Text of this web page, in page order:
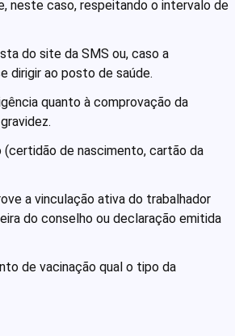
neste caso, respeitando o intervalo de
do site da SMS ou, caso a
dirigir ao posto de saúde.
quanto à comprovação da
de nascimento, cartão da
a vinculação ativa do trabalhador
do conselho ou declaração emitida
de vacinação qual o tipo da